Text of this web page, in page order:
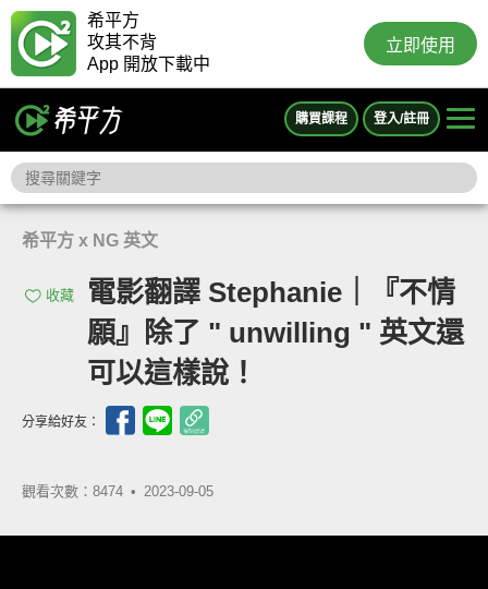
希平方
攻其不背
App 開放下載中
立即使用
購買課程 登入/註冊
希平方 x NG 英文
收藏
電影翻譯 Stephanie｜『不情
願』除了 " unwilling " 英文還
可以這樣說！
分享給好友：
觀看次數：8474 • 2023-09-05